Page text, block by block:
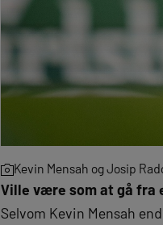
Kevin Mensah og Josip
Ville være som at gå fra
Selvom Kevin Mensah